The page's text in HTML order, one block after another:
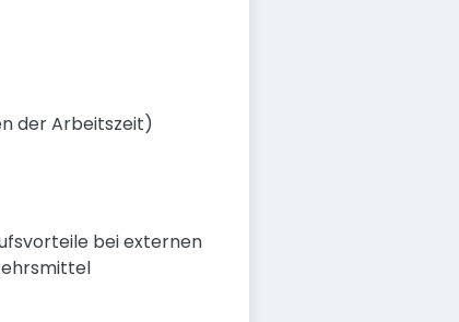
der Arbeitszeit)
bei externen